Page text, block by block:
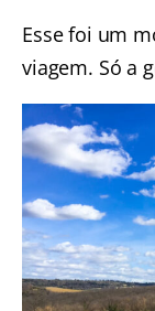
Esse foi um
viagem. Só a